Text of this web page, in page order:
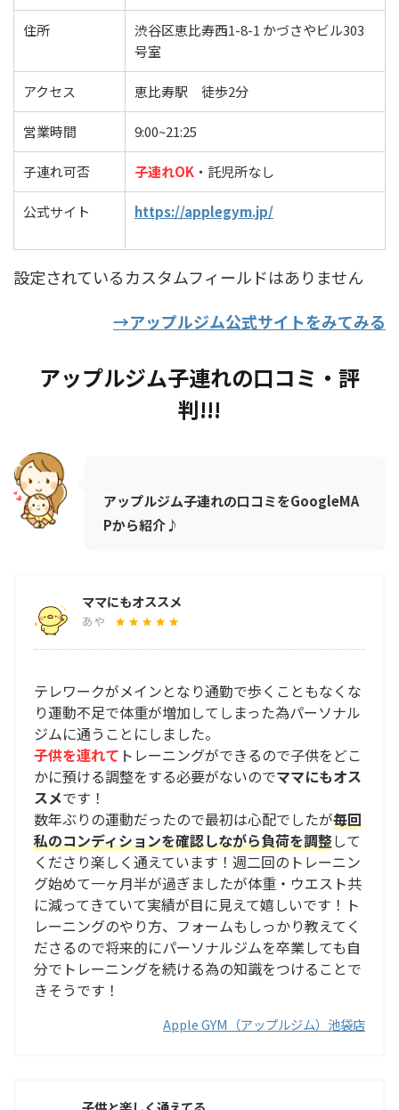
住所
渋谷区恵比寿西1-8-1 かづさやビル303
号室
アクセス 恵比寿駅 徒歩2分
営業時間 9:00~21:25
子連れ可否 子連れOK ・託児所なし
公式サイト https://applegym.jp/
設定されているカスタムフィールドはありません
→アップルジム公式サイトをみてみる
アップルジム子連れの口コミ・評
判!!!
アップルジム子連れの口コミをGoogleMA
Pから紹介♪
ママにもオススメ
あや
テレワークがメインとなり通勤で歩くこともなくな
り運動不足で体重が増加してしまった為パーソナル
ジムに通うことにしました。
子供を連れて トレーニングができるので子供をどこ
かに預ける調整をする必要がないのでママにもオス
スメです！
数年ぶりの運動だったので最初は心配でしたが毎回
私のコンディションを確認しながら負荷を調整して
くださり楽しく通えています！週二回のトレーニン
グ始めて一ヶ月半が過ぎましたが体重・ウエスト共
に減ってきていて実績が目に見えて嬉しいです！ト
レーニングのやり方、フォームもしっかり教えてく
ださるので将来的にパーソナルジムを卒業しても自
分でトレーニングを続ける為の知識をつけることで
きそうです！
Apple GYM（アップルジム）池袋店